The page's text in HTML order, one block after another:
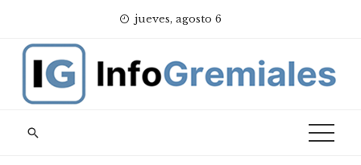
content
jueves, agosto 6